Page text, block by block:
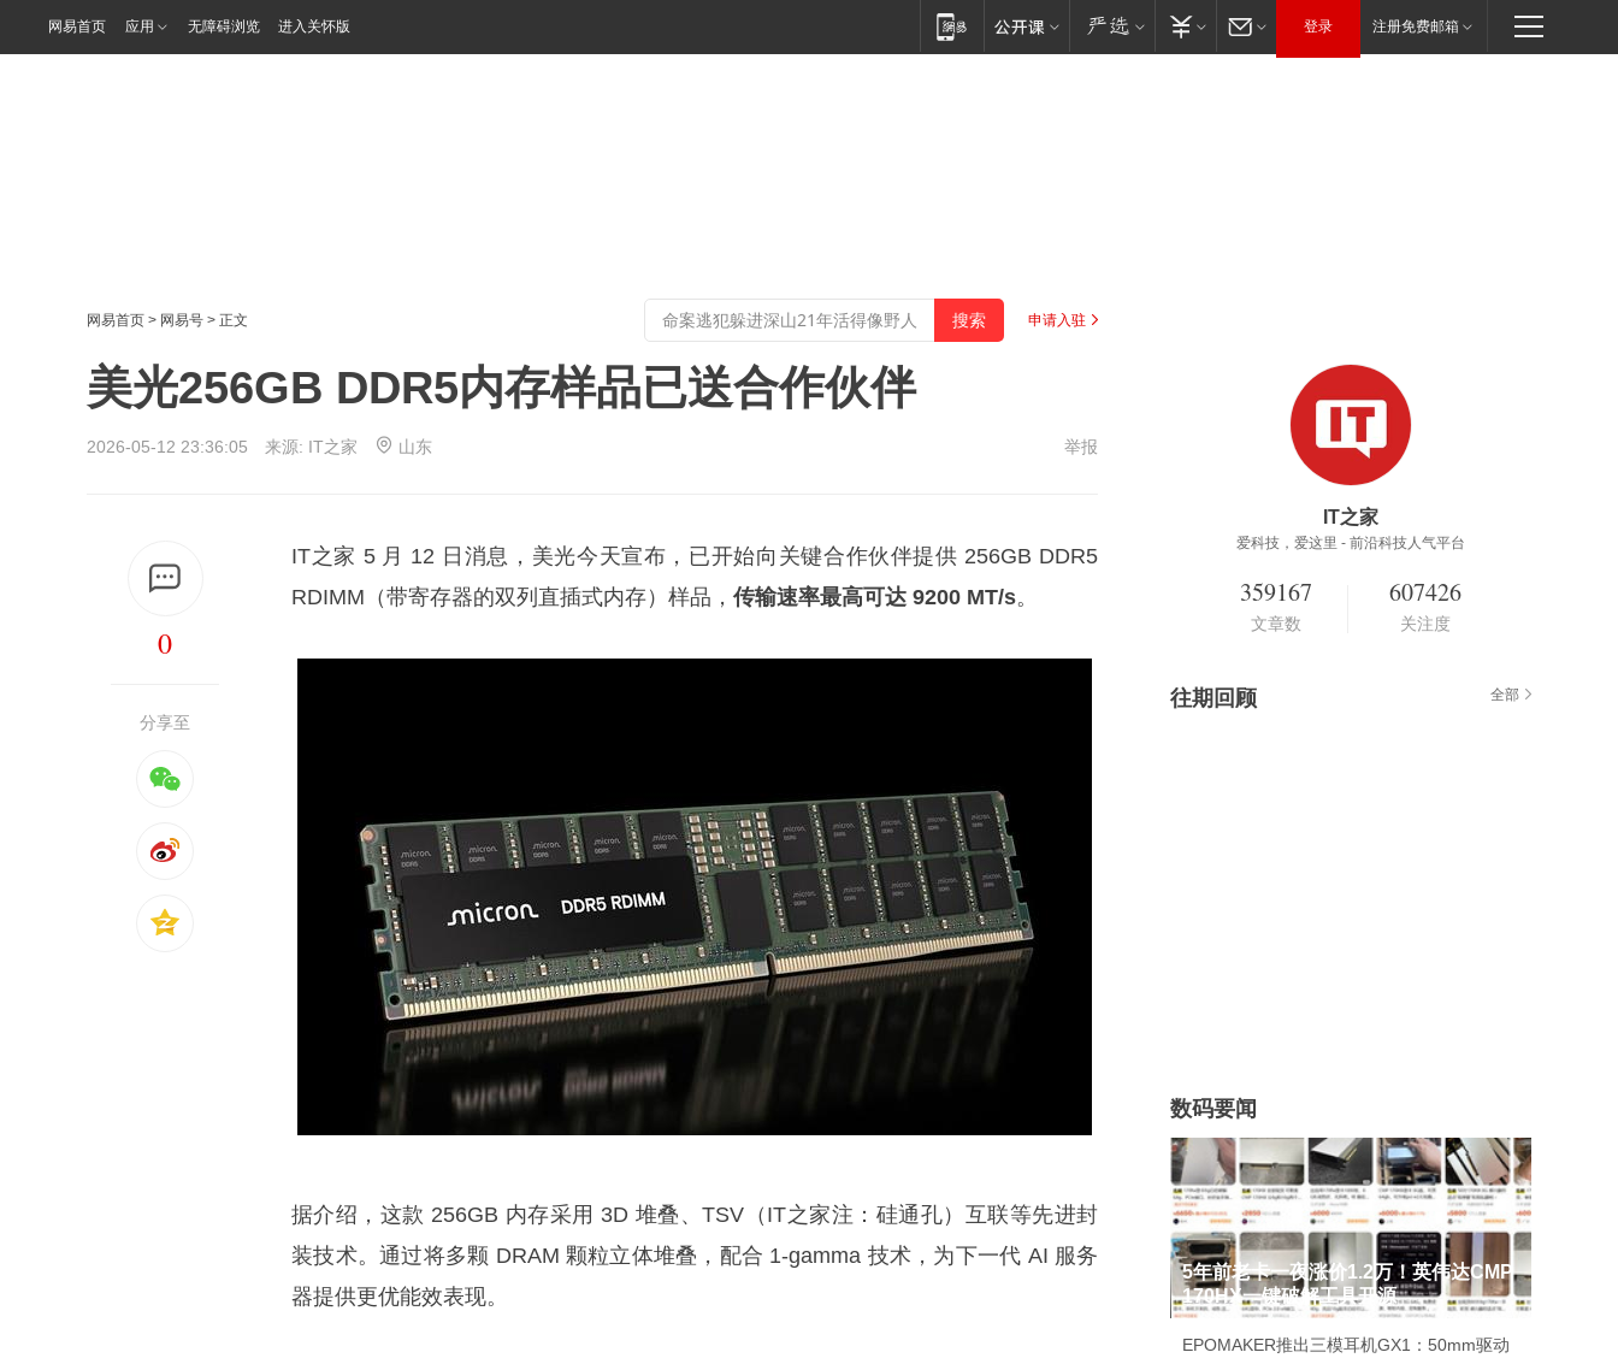
网易首页 应用 无障碍浏览 进入关怀版 登录 注册免费邮箱
网易首页 > 网易号 > 正文 申请入驻
美光256GB DDR5内存样品已送合作伙伴
2026-05-12 23:36:05 来源: IT之家 山东 举报
0
分享至
IT之家 5 月 12 日消息，美光今天宣布，已开始向关键合作伙伴提供 256GB DDR5
RDIMM（带寄存器的双列直插式内存）样品， 传输速率最高可达 9200 MT/s。
据介绍，这款 256GB 内存采用 3D 堆叠、TSV（IT之家注：硅通孔）互联等先进封
装技术。通过将多颗 DRAM 颗粒立体堆叠，配合 1-gamma 技术，为下一代 AI 服务
器提供更优能效表现。
IT之家
爱科技，爱这里 - 前沿科技人气平台
359167
文章数
607426
关注度
往期回顾 全部
数码要闻
5年前老卡一夜涨价1.2万！英伟达CMP
170HX一键破解工具开源
EPOMAKER推出三模耳机GX1：50mm驱动